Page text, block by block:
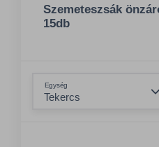
Szemeteszsák
15db
Egység